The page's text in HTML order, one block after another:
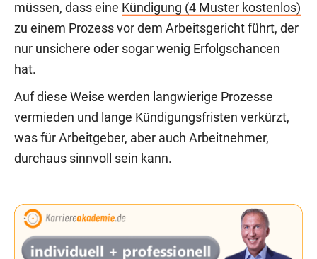
müssen, dass eine Kündigung (4 Muster kostenlos)
zu einem Prozess vor dem Arbeitsgericht führt, der
nur unsichere oder sogar wenig Erfolgschancen
hat.
Auf diese Weise werden langwierige Prozesse
vermieden und lange Kündigungsfristen verkürzt,
was für Arbeitgeber, aber auch Arbeitnehmer,
durchaus sinnvoll sein kann.